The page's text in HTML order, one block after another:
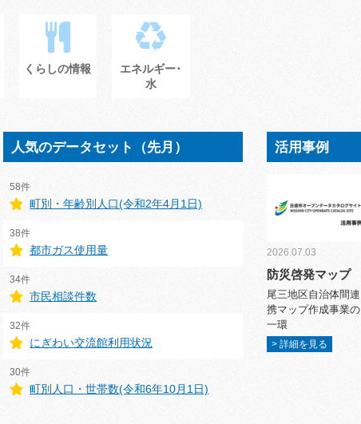
くらしの情報
エネルギー･
水
人気のデータセット（先月）
58件
町別・年齢別人口(令和2年4月1日)
38件
都市ガス使用量
34件
市民相談件数
32件
にぎわい交流館利用状況
30件
町別人口・世帯数(令和6年10月1日)
活用事例
2026.07.03
防災啓発マップ
尾三地区自治体間連
携マップ作成事業の
一環
> 詳細を見る